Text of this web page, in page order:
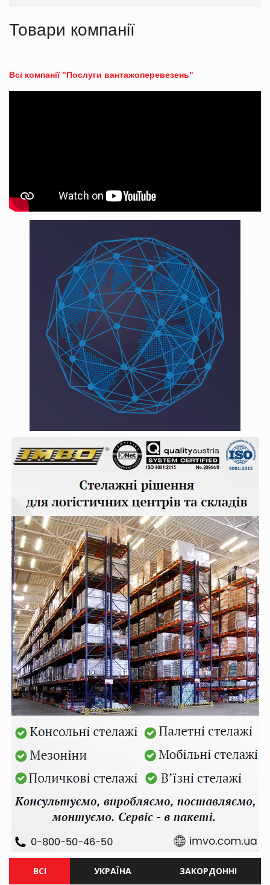
Товари компанії
Всі компанії "Послуги вантажоперевезень"
ВСІ УКРАЇНА ЗАКОРДОННІ